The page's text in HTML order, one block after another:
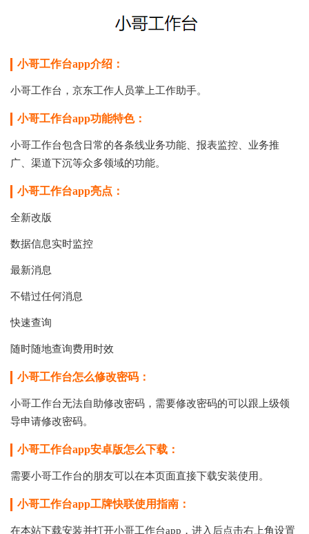
小哥工作台app介绍：
小哥工作台，京东工作人员掌上工作助手。
小哥工作台app功能特色：
小哥工作台包含日常的各条线业务功能、报表监控、业务推
广、渠道下沉等众多领域的功能。
小哥工作台app亮点：
全新改版
数据信息实时监控
最新消息
不错过任何消息
快速查询
随时随地查询费用时效
小哥工作台怎么修改密码：
小哥工作台无法自助修改密码，需要修改密码的可以跟上级领
导申请修改密码。
小哥工作台app安卓版怎么下载：
需要小哥工作台的朋友可以在本页面直接下载安装使用。
小哥工作台app工牌快联使用指南：
在本站下载安装并打开小哥工作台app，进入后点击右上角设置